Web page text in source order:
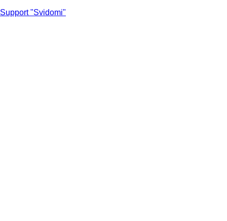
Support "Svidomi"